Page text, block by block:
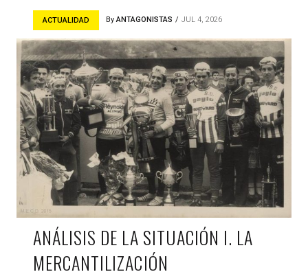
ACTUALIDAD ByANTAGONISTAS JUL 4, 2026
ANÁLISIS DE LA SITUACIÓN I. LA
MERCANTILIZACIÓN